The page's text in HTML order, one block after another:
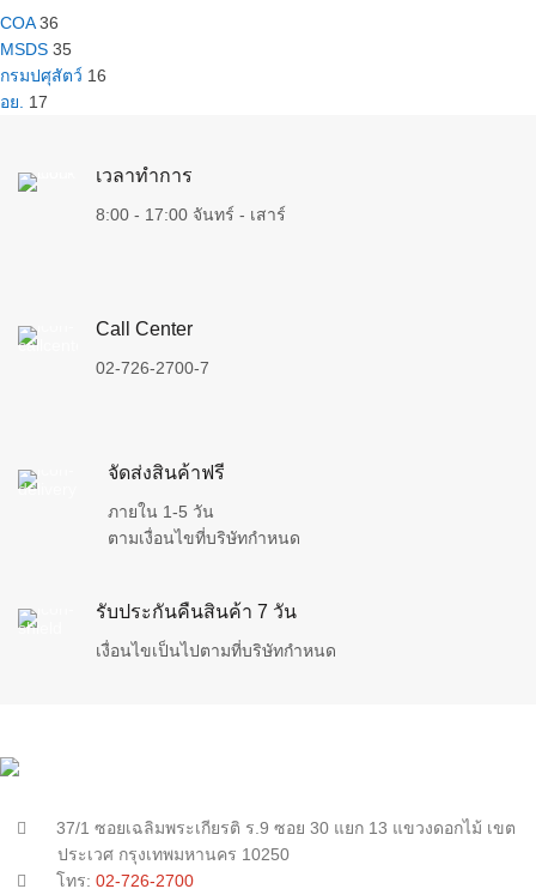
COA 36
MSDS 35
กรมปศุสัตว์ 16
อย.
17
เวลาทำการ
8:00 - 17:00 จันทร์ - เสาร์
Call Center
02-726-2700-7
จัดส่งสินค้าฟรี
ภายใน 1-5 วัน
ตามเงื่อนไขที่บริษัทกำหนด
รับประกันคืนสินค้า 7 วัน
เงื่อนไขเป็นไปตามที่บริษัทกำหนด
37/1 ซอยเฉลิมพระเกียรติ ร.9 ซอย 30 แยก 13 แขวงดอกไม้ เขต
ประเวศ กรุงเทพมหานคร 10250
โทร: 02-726-2700